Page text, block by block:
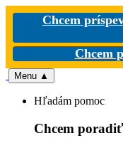
Chcem
Chcem
Menu ▲
Hľadám pomoc
Chcem